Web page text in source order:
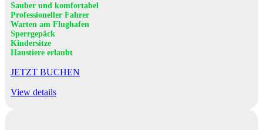
Sauber und komfortabel
Professioneller Fahrer
Warten am Flughafen
Sperrgepäck
Kindersitze
Haustiere erlaubt
JETZT BUCHEN
View details